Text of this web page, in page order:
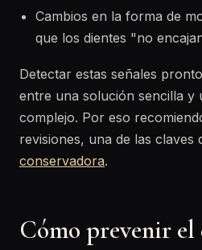
Cambios en la forma de
que los dientes "no
Detectar estas señales
entre una solución sencilla y
complejo. Por eso
revisiones, una de las claves
conservadora.
Cómo prevenir el